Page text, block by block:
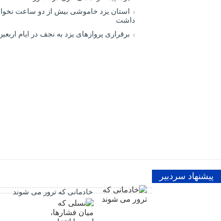
استان یزد خاموشی بیش از دو ساعت
داشت
برقراری پرواز‌های یزد به نجف در ایام
پیشنهاد سردبیر
خادمانی که ترور می شوند